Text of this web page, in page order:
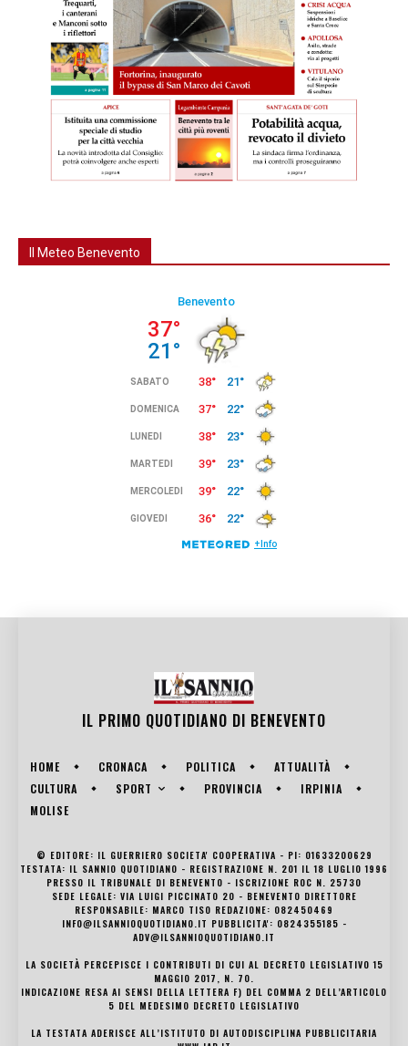
Il Meteo Benevento
IL PRIMO QUOTIDIANO DI BENEVENTO
HOME CRONACA POLITICA
ATTUALITÀ
CULTURA
SPORT PROVINCIA
IRPINIA
MOLISE
© EDITORE: IL GUERRIERO SOCIETA' COOPERATIVA - PI: 01633200629
TESTATA: IL SANNIO QUOTIDIANO - REGISTRAZIONE N. 201 IL 18 LUGLIO 1996
PRESSO IL TRIBUNALE DI BENEVENTO - ISCRIZIONE ROC N. 25730
SEDE LEGALE: VIA LUIGI PICCINATO 20 - BENEVENTO DIRETTORE
RESPONSABILE: MARCO TISO REDAZIONE: 082450469
INFO@ILSANNIOQUOTIDIANO.IT PUBBLICITA': 0824355185 -
ADV@ILSANNIOQUOTIDIANO.IT
LA SOCIETÀ PERCEPISCE I CONTRIBUTI DI CUI AL DECRETO LEGISLATIVO 15
MAGGIO 2017, N. 70.
INDICAZIONE RESA AI SENSI DELLA LETTERA F) DEL COMMA 2 DELL’ARTICOLO
5 DEL MEDESIMO DECRETO LEGISLATIVO
LA TESTATA ADERISCE ALL’ISTITUTO DI AUTODISCIPLINA PUBBLICITARIA